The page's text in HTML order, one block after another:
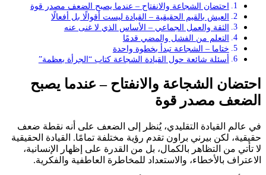
احتضان الشجاعة والانفتاح – عندما يصبح الضعف مصدر قوة
العيش بالقيم الحقيقية – القيادة ليست أقوالًا بل أفعالًا
الثقة والعمل الجماعي – الأساس الذي لا غنى عنه
التعلم من الفشل والمضي قدمًا
ختاما – الشجاعة تبدأ بخطوة واحدة
أسئلة شائعة حول القيادة الشجاعة كتاب “الجرأة بعظمة”
احتضان الشجاعة والانفتاح – عندما يصبح
الضعف مصدر قوة
في عالم القيادة التقليدي، يُنظر إلى الضعف على أنه نقطة ضعف
حقيقية، لكن بيرني براون تقدم رؤية مختلفة تمامًا. القيادة الحقيقية
لا تأتي من التظاهر بالكمال، بل من القدرة على إظهار الإنسانية،
الاعتراف بالأخطاء، والاستعداد للمخاطرة العاطفية والفكرية.